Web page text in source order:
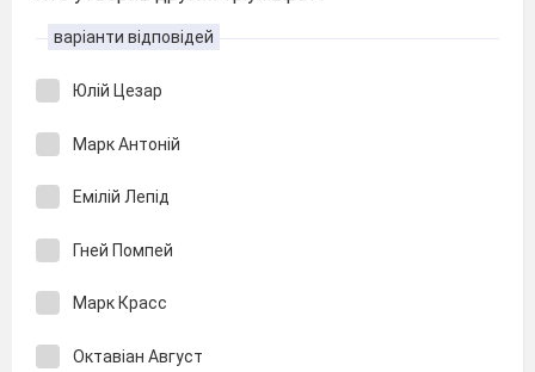
варіанти відповідей
Юлій Цезар
Марк Антоній
Емілій Лепід
Гней Помпей
Марк Красс
Октавіан Август